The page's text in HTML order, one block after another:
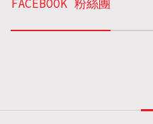
FACEBOOK 粉絲團